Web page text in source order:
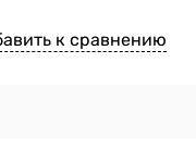
к сравнению